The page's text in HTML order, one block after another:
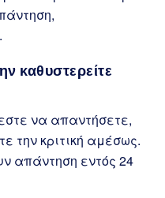
καθυστερείτε
να απαντήσετε,
την κριτική αμέσως.
απάντηση εντός 24